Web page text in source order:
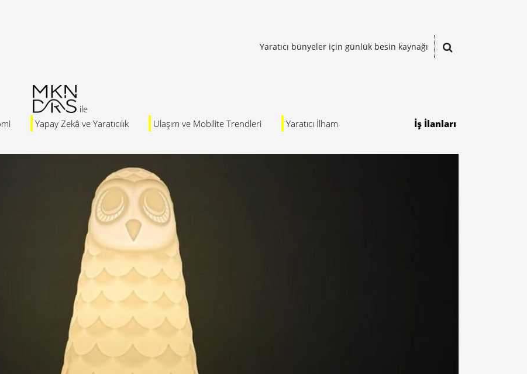
Yaratıcı bünyeler için günlük besin kaynağı
Yapay Zekâ ve Yaratıcılık Ulaşım ve Mobilite Trendleri Yaratıcı İlham İş İlanları